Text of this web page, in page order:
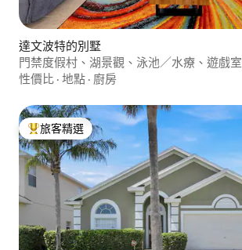
達文波特的別墅
門禁度假村、湖景觀、泳池／水療、遊戲室
性價比 · 地點 · 廚房
旅客精選榜首
旅客精選